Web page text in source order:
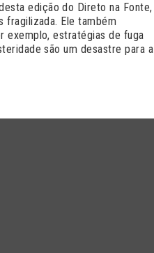
edição do Direto na Fonte,
fragilizada. Ele também
exemplo, estratégias de fuga
são um desastre para a